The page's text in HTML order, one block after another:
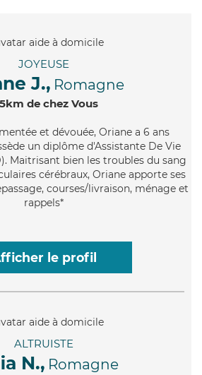
JOYEUSE
J., Romagne
de chez Vous
et dévouée, Oriane a 6 ans
un diplôme d'Assistante De Vie
Maitrisant bien les troubles du sang
cérébraux, Oriane apporte ses
courses/livraison, ménage et
rappels*
le profil
ALTRUISTE
N., Romagne